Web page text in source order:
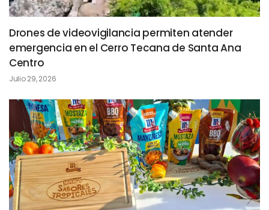
Drones de videovigilancia permiten atender
emergencia en el Cerro Tecana de Santa Ana
Centro
Julio 29, 2026